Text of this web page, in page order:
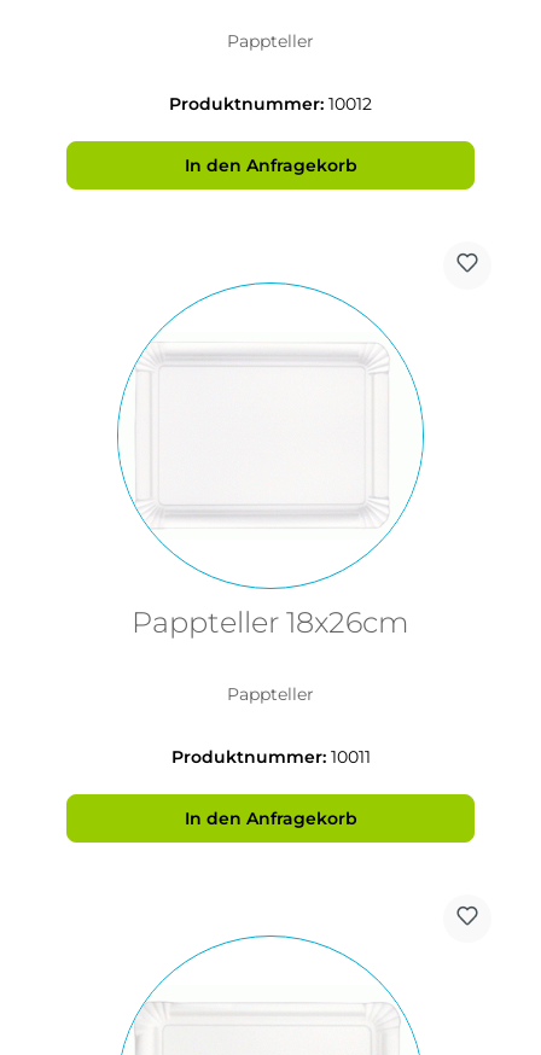
Pappteller
Produktnummer: 10012
In den Anfragekorb
Pappteller 18x26cm
Pappteller
Produktnummer: 10011
In den Anfragekorb